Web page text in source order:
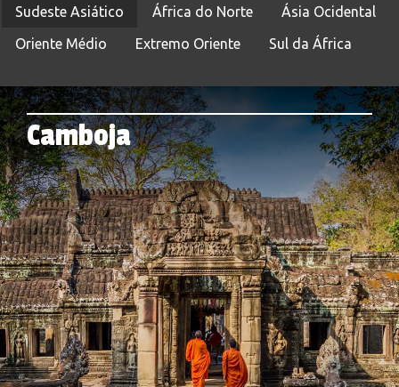
Sudeste Asiático
África do Norte
Ásia Ocidental
Oriente Médio
Extremo Oriente Sul da África
Camboja